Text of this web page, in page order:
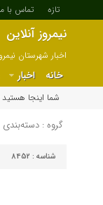
تازه تماس با
نیمروز آنلاین
اخبار شهرستان
بلوچستان
خانه اخبار
شما اینجا هستید
گروه :
شناسه : 8452